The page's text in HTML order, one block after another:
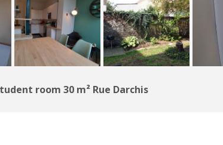
room 30 m² Rue Darchis